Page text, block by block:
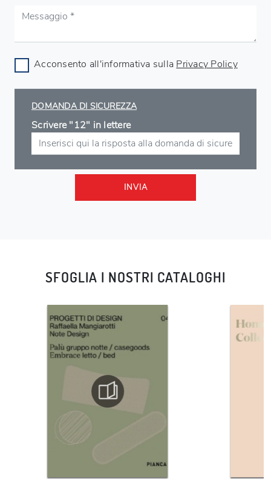
Acconsento all'informativa sulla Privacy Policy
DOMANDA DI SICUREZZA
Scrivere "12" in lettere
INVIA
SFOGLIA I NOSTRI CATALOGHI